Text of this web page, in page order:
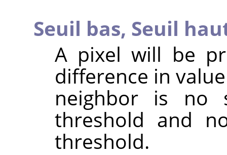
Seuil bas, Seuil
A pixel will be
difference in
neighbor is no
threshold and
threshold.